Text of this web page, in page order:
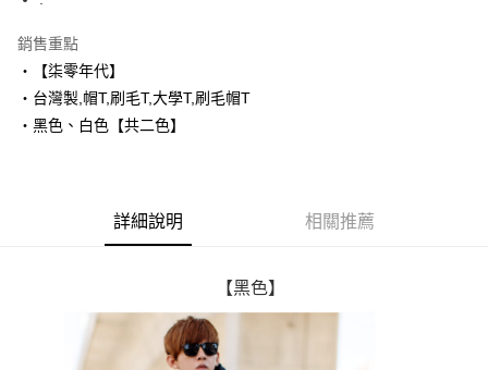
街口支付
悠遊付
Google Pay
AFTEE先享後付是「在收到商品之後才付款」的支付方式。 讓您購物簡單
２．便利：只要手機號碼，簡訊認證，即可結帳。
【「AFTEE先享後付」結帳流程】
１．於結帳方式選擇「AFTEE先享後付」後，將跳轉至「AFTEE先享後付」
全家付款取貨
每筆NT$80，滿NT$1,800(含以上)免運費
銷售重點
‧【柒零年代】
‧台灣製,帽T,刷毛T,大學T,刷毛帽T
‧黑色、白色【共二色】
詳細說明 相關推薦
【黑色】